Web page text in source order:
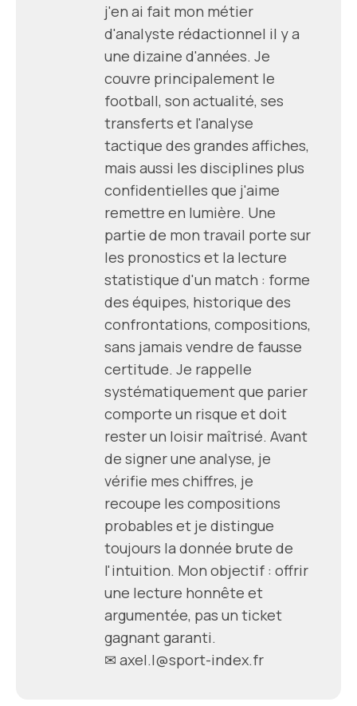
j'en ai fait mon métier
d'analyste rédactionnel il y a
une dizaine d'années. Je
couvre principalement le
football, son actualité, ses
transferts et l'analyse
tactique des grandes affiches,
mais aussi les disciplines plus
confidentielles que j'aime
remettre en lumière. Une
partie de mon travail porte sur
les pronostics et la lecture
statistique d'un match : forme
des équipes, historique des
confrontations, compositions,
sans jamais vendre de fausse
certitude. Je rappelle
systématiquement que parier
comporte un risque et doit
rester un loisir maîtrisé. Avant
de signer une analyse, je
vérifie mes chiffres, je
recoupe les compositions
probables et je distingue
toujours la donnée brute de
l'intuition. Mon objectif : offrir
une lecture honnête et
argumentée, pas un ticket
gagnant garanti.
✉ axel.l@sport-index.fr